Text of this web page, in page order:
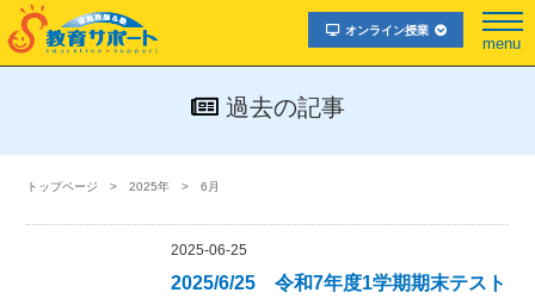
オンライン授業
menu
過去の記事
トップページ 2025年 6月
2025-06-25
2025/6/25 令和7年度1学期期末テスト